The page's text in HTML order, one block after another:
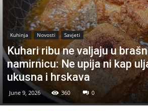
Kuhinja Novosti Savjeti
Kuhari ribu ne valjaju u
namirnicu: Ne upija ni kap
ukusna i hrskava
June 9, 2026 360 0